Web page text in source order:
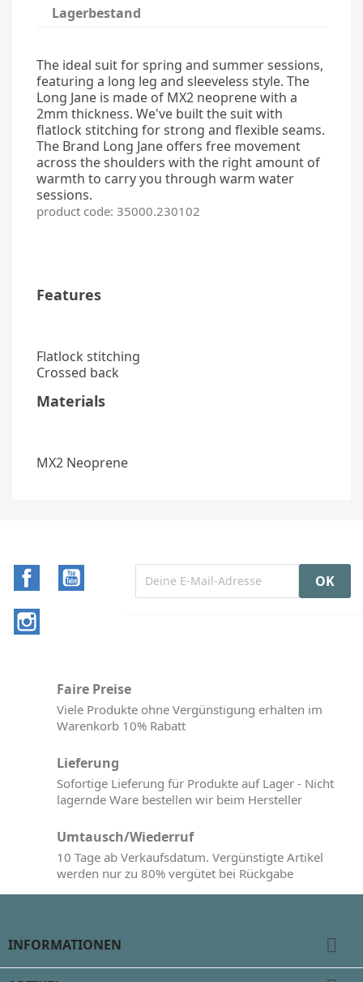
Lagerbestand
The ideal suit for spring and summer sessions,
featuring a long leg and sleeveless style. The
Long Jane is made of MX2 neoprene with a
2mm thickness. We've built the suit with
flatlock stitching for strong and flexible seams.
The Brand Long Jane offers free movement
across the shoulders with the right amount of
warmth to carry you through warm water
sessions.
product code: 35000.230102
Features
Flatlock stitching
Crossed back
Materials
MX2 Neoprene
Facebook
Faire Preise
Viele Produkte ohne Vergünstigung erhalten im
Warenkorb 10% Rabatt
Lieferung
Sofortige Lieferung für Produkte auf Lager - Nicht
lagernde Ware bestellen wir beim Hersteller
Umtausch/Wiederruf
10 Tage ab Verkaufsdatum. Vergünstigte Artikel
werden nur zu 80% vergütet bei Rückgabe
INFORMATIONEN 